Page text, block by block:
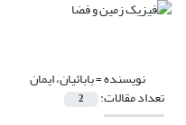
نویسنده =بابائیان، ایمان
تعداد مقالات: 2